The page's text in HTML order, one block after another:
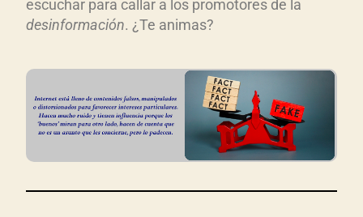
escuchar para callar a los promotores de la
desinformación. ¿Te animas?